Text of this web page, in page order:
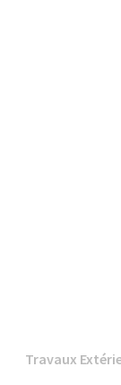
Travaux